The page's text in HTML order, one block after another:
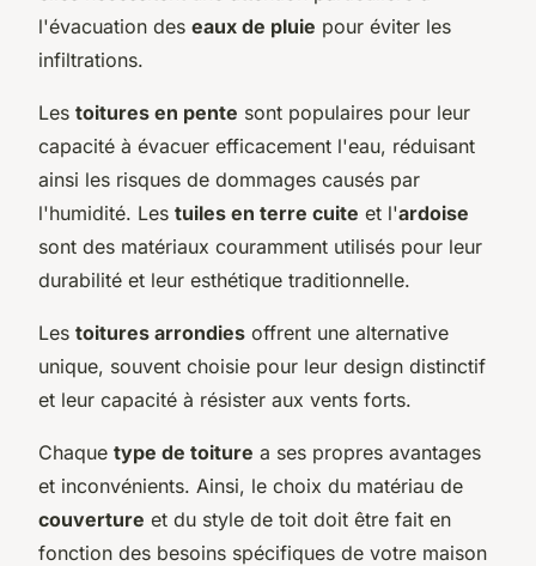
l'évacuation des eaux de pluie pour éviter les
infiltrations.
Les toitures en pente sont populaires pour leur
capacité à évacuer efficacement l'eau, réduisant
ainsi les risques de dommages causés par
l'humidité. Les tuiles en terre cuite et l'ardoise
sont des matériaux couramment utilisés pour leur
durabilité et leur esthétique traditionnelle.
Les toitures arrondies offrent une alternative
unique, souvent choisie pour leur design distinctif
et leur capacité à résister aux vents forts.
Chaque type de toiture a ses propres avantages
et inconvénients. Ainsi, le choix du matériau de
couverture et du style de toit doit être fait en
fonction des besoins spécifiques de votre maison